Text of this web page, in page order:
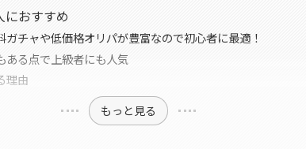
におすすめ
チャや低価格オリパが豊富なので初心者に最適！
ある点で上級者にも人気
理由
もっと見る